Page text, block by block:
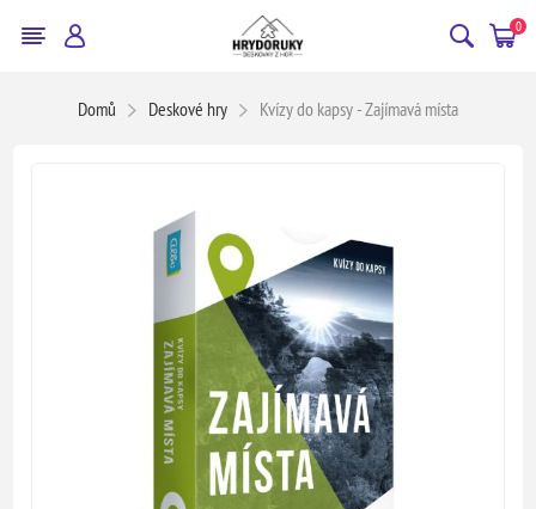
0
Domů Deskové hry Kvízy do kapsy - Zajímavá místa